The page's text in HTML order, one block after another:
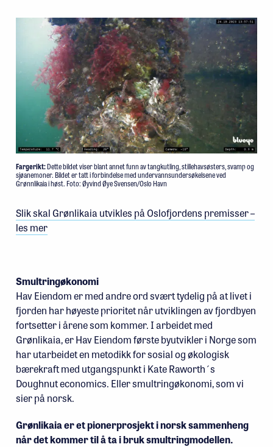
Fargerikt:Dette bildet viser blant annet funn av tangkutling, stillehavsøsters, svamp og
sjøanemoner. Bildet er tatt i forbindelse med undervannsundersøkelsene ved
Grønnlikaia i høst. Foto: Øyvind Øye Svensen/Oslo Havn
Slik skal Grønlikaia utvikles på Oslofjordens premisser –
les mer
Smultringøkonomi
Hav Eiendom er med andre ord svært tydelig på at livet i
fjorden har høyeste prioritet når utviklingen av fjordbyen
fortsetter i årene som kommer. I arbeidet med
Grønlikaia, er Hav Eiendom første byutvikler i Norge som
har utarbeidet en metodikk for sosial og økologisk
bærekraft med utgangspunkt i Kate Raworth´s
Doughnut economics. Eller smultringøkonomi, som vi
sier på norsk.
Grønlikaia er et pionerprosjekt i norsk sammenheng
når det kommer til å ta i bruk smultringmodellen.